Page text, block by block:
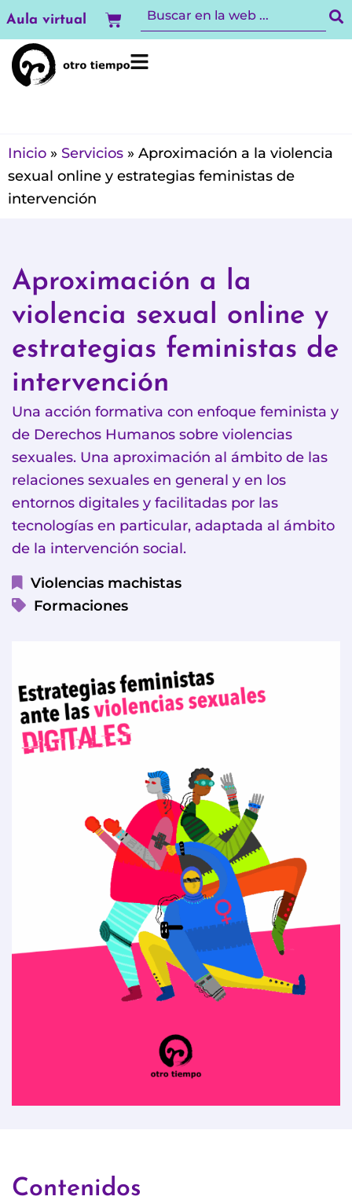
al
contenido
Aula virtual Carrito
Inicio » Servicios » Aproximación a la violencia
sexual online y estrategias feministas de
intervención
Aproximación a la
violencia sexual online y
estrategias feministas de
intervención
Una acción formativa con enfoque feminista y
de Derechos Humanos sobre violencias
sexuales. Una aproximación al ámbito de las
relaciones sexuales en general y en los
entornos digitales y facilitadas por las
tecnologías en particular, adaptada al ámbito
de la intervención social.
Violencias machistas
Formaciones
Contenidos